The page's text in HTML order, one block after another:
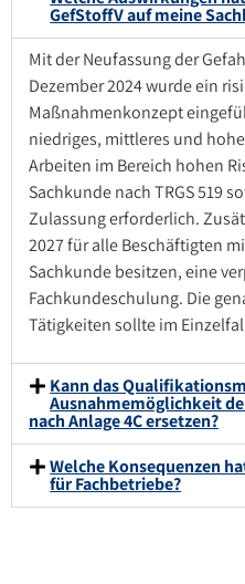
GefStoffV auf meine
Mit der Neufassung der
Dezember 2024 wurde ein
Maßnahmenkonzept
niedriges, mittleres und
Arbeiten im Bereich hohen
Sachkunde nach TRGS 519
Zulassung erforderlich.
2027 für alle Beschäftigten
Sachkunde besitzen, eine
Fachkundeschulung. Die
Tätigkeiten sollte im
Kann das
Ausnahmemöglichkeit
nach Anlage 4C ersetzen?
Welche Konsequenzen
für Fachbetriebe?